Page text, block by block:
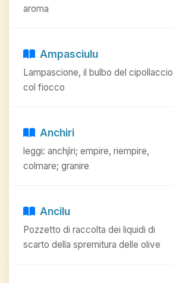
aroma
Ampasciulu
Lampascione, il bulbo del cipollaccio
col fiocco
Anchiri
leggi: anchjìri; empire, riempire,
colmare; granire
Ancilu
Pozzetto di raccolta dei liquidi di
scarto della spremitura delle olive